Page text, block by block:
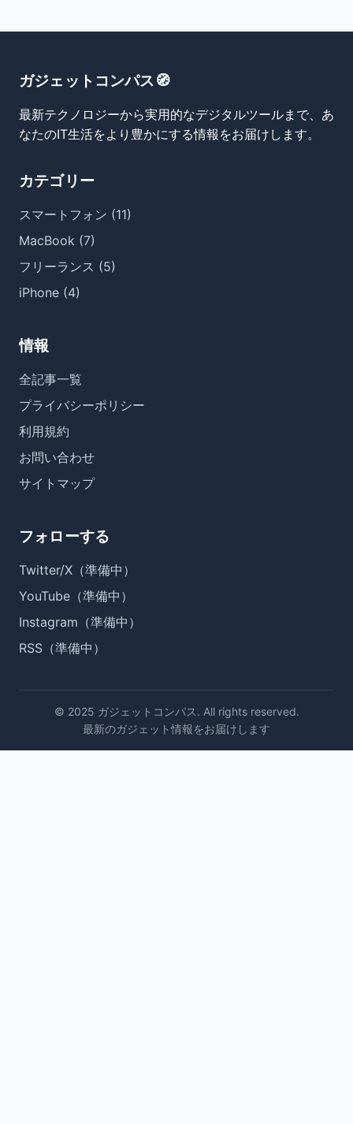
ガジェットコンパス🧭
最新テクノロジーから実用的なデジタルツールまで、あ
なたのIT生活をより豊かにする情報をお届けします。
カテゴリー
スマートフォン (11)
MacBook (7)
フリーランス (5)
iPhone (4)
情報
全記事一覧
プライバシーポリシー
利用規約
お問い合わせ
サイトマップ
フォローする
Twitter/X（準備中）
YouTube（準備中）
Instagram（準備中）
RSS（準備中）
© 2025 ガジェットコンパス. All rights reserved.
最新のガジェット情報をお届けします